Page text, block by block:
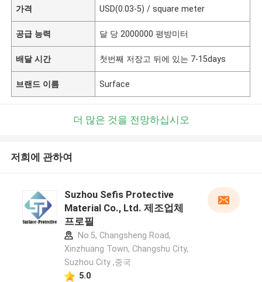
가격 USD(0.03-5) / square meter
공급 능력 달 당 2000000 평방미터
배달 시간 첫번째 저장고 뒤에 있는 7-15days
브랜드 이름 Surface
더 많은 것을 전망하십시오
저희에 관하여
Suzhou Sefis Protective
Material Co., Ltd. 제조업체
프로필
No.5, Changsheng Road,
Xinzhuang Town, Changshu City,
Suzhou City ,중국
5.0